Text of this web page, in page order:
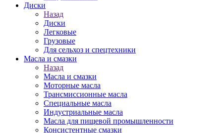
Диски
Назад
Диски
Легковые
Грузовые
Для сельхоз и спецтехники
Масла и смазки
Назад
Масла и смазки
Моторные масла
Трансмиссионные масла
Специальные масла
Индустриальные масла
Масла для пищевой промышленности
Консистентные смазки